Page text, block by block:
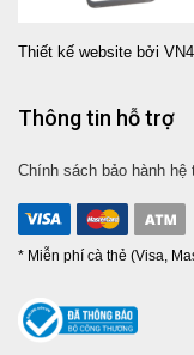
Thiết kế website bởi
Thông tin hỗ trợ
Chính sách bảo hành
* Miễn phí cà thẻ (Visa,